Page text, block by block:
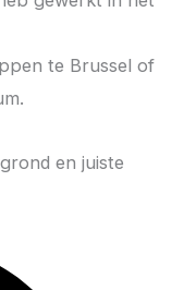
te Brussel of
en juiste